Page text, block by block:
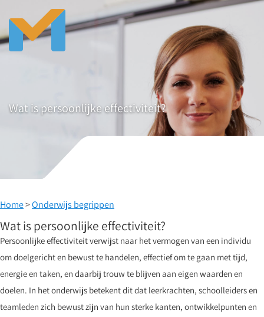
Wat is persoonlijke effectiviteit?
Home>Onderwijs begrippen
Wat is persoonlijke effectiviteit?
Persoonlijke effectiviteit verwijst naar het vermogen van een individu
om doelgericht en bewust te handelen, effectief om te gaan met tijd,
energie en taken, en daarbij trouw te blijven aan eigen waarden en
doelen. In het onderwijs betekent dit dat leerkrachten, schoolleiders en
teamleden zich bewust zijn van hun sterke kanten, ontwikkelpunten en